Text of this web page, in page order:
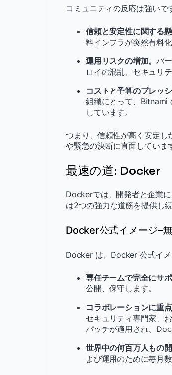
コミュニティの反応は強いで
信頼と安定性に関する
料インフラが突然有料化
運用リスクの増加。バ
ロイの混乱、セキュリ
コストと予算のプレッ
組織にとって、Bitnami
しています。
つまり、信頼性が高く安定
や緊急の決断に直面していま
最速の道: Docker
Dockerでは、開発者と企業
は2つの強力な道筋を提供し続
Docker公式イメージ–
Docker は、Docker 公式イ
専任チームで完全にサ
公開、保守します。
コラボレーションに重点
セキュリティ専門家、
パッチが適用され、
世界中の何百万人もの
よび運用のために毎月